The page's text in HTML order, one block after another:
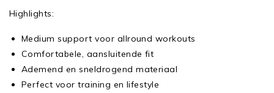
Highlights:
Medium support voor allround workouts
Comfortabele, aansluitende fit
Ademend en sneldrogend materiaal
Perfect voor training en lifestyle